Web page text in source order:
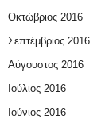
Οκτώβριος 2016
Σεπτέμβριος 2016
Αύγουστος 2016
Ιούλιος 2016
Ιούνιος 2016